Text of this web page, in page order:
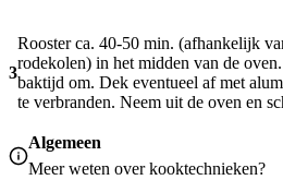
3
Rooster ca. 40-50 min. (afhankelijk
rodekolen) in het midden van de
baktijd om. Dek eventueel af met
te verbranden. Neem uit de oven en
Algemeen
Meer weten overkooktechnieken?